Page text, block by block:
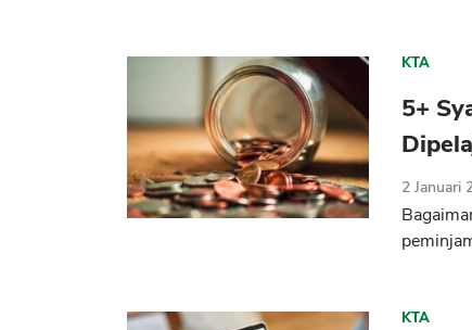
KTA
5+
2 Januari
KTA